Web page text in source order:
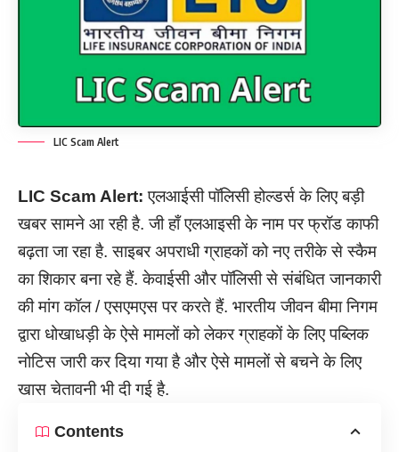
LIC Scam Alert
LIC Scam Alert: एलआईसी पॉलिसी होल्डर्स के लिए बड़ी
खबर सामने आ रही है. जी हाँ एलआइसी के नाम पर फ्रॉड काफी
बढ़ता जा रहा है. साइबर अपराधी ग्राहकों को नए तरीके से स्कैम
का शिकार बना रहे हैं. केवाईसी और पॉलिसी से संबंधित जानकारी
की मांग कॉल / एसएमएस पर करते हैं. भारतीय जीवन बीमा निगम
द्वारा धोखाधड़ी के ऐसे मामलों को लेकर ग्राहकों के लिए पब्लिक
नोटिस जारी कर दिया गया है और ऐसे मामलों से बचने के लिए
खास चेतावनी भी दी गई है.
Contents